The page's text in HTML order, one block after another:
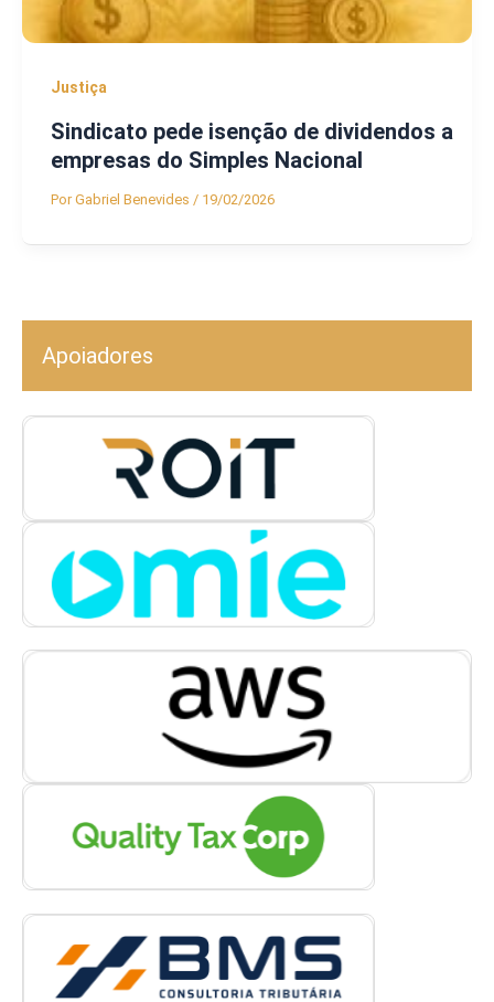
Justiça
Sindicato pede isenção de dividendos a
empresas do Simples Nacional
PorGabriel Benevides / 19/02/2026
Apoiadores